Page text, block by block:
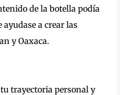
de la botella podía
a crear las
y Oaxaca.
trayectoria personal y